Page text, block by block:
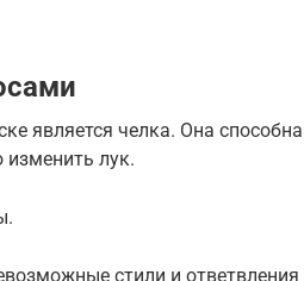
является челка. Она
лук.
стили и